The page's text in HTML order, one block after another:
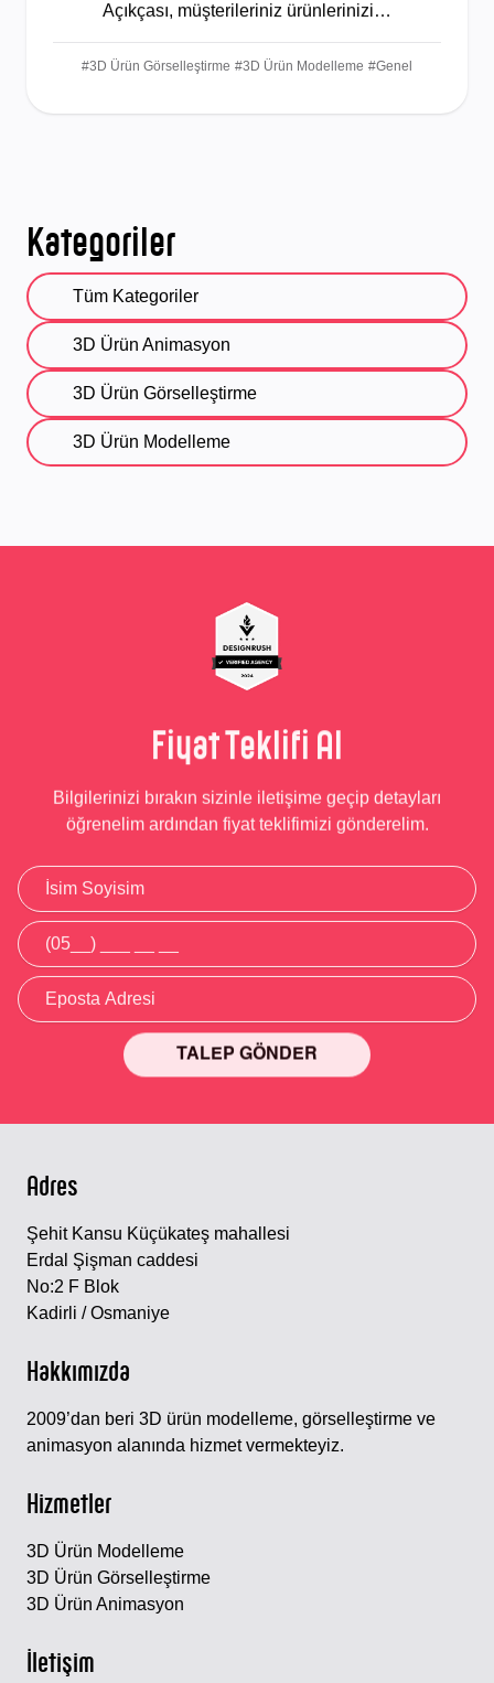
Açıkçası, müşterileriniz ürünlerinizi…
#3D Ürün Görselleştirme #3D Ürün Modelleme #Genel
Kategoriler
Tüm Kategoriler
3D Ürün Animasyon
3D Ürün Görselleştirme
3D Ürün Modelleme
Fiyat Teklifi Al
Bilgilerinizi bırakın sizinle iletişime geçip detayları
öğrenelim ardından fiyat teklifimizi gönderelim.
TALEP GÖNDER
Adres
Şehit Kansu Küçükateş mahallesi
Erdal Şişman caddesi
No:2 F Blok
Kadirli / Osmaniye
Hakkımızda
2009’dan beri 3D ürün modelleme, görselleştirme ve
animasyon alanında hizmet vermekteyiz.
Hizmetler
3D Ürün Modelleme
3D Ürün Görselleştirme
3D Ürün Animasyon
İletişim